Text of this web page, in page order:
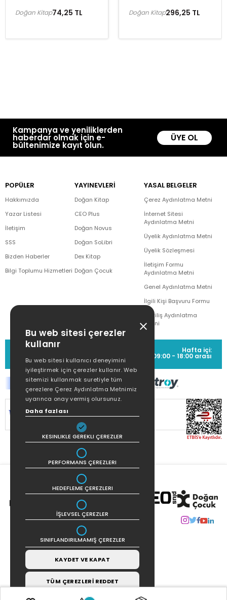
74,25 TL
Doğan Kitap 296,25 TL
Doğan Kitap
Kampanya ve yeniliklerden
haberdar olmak için e-
bültenimize kayıt olun.
ÜYE OL
POPÜLER
Hakkımızda
Yazar Listesi
İletişim
SSS
Bizden Haberler
Bilgi Toplumu Hizmetleri
YAYINEVLERİ
Doğan Kitap
CEO Plus
Doğan Novus
Doğan SoLibri
Dex Kitap
Doğan Çocuk
YASAL BELGELER
Çerez Aydınlatma Metni
İnternet Sitesi
Aydınlatma Metni
Üyelik Aydınlatma Metni
Üyelik Sözleşmesi
İletişim Formu
Aydınlatma Metni
Genel Aydınlatma Metni
İlgili Kişi Başvuru Formu
Çekiliş Aydınlatma
Metni
MÜŞTERİ HİZMETLERİ
(0212) 373 77 00
Hafta içi:
09:00 - 18:00 arası
SİTEMİZ
KORUNMAKTADIR.
Bu web sitesi çerezler
kullanır
Bu web sitesi kullanıcı deneyimini
iyileştirmek için çerezler kullanır. Web
sitemizi kullanmak suretiyle tüm
çerezlere Çerez Aydınlatma Metnimiz
uyarınca onay vermiş olursunuz.
Daha fazlası
KESINLIKLE GEREKLI ÇEREZLER
PERFORMANS ÇEREZLERI
HEDEFLEME ÇEREZLERI
İŞLEVSEL ÇEREZLER
SINIFLANDIRILMAMIŞ ÇEREZLER
KAYDET VE KAPAT
TÜM ÇEREZLERİ REDDET